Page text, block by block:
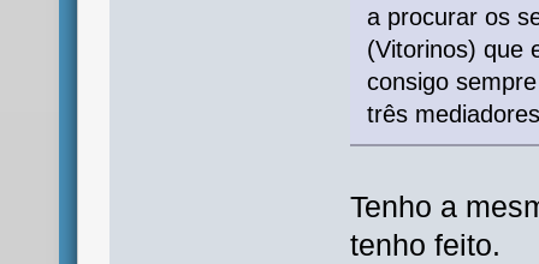
a procurar os
(Vitorinos) que
consigo
três
Tenho a
tenho feito.